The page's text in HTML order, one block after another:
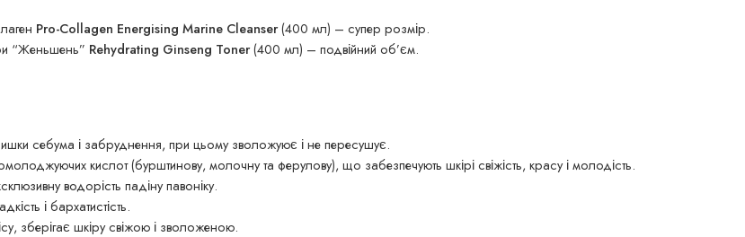
Pro-Collagen Energising Marine Cleanser(400 мл) – супер розмір.
“Женьшень” Rehydrating Ginseng Toner(400 мл) – подвійний об’єм.
себума і забруднення, при цьому зволожуює і не пересушує.
кислот (бурштинову, молочну та ферулову), що забезпечують шкірі свіжість, красу і молодість.
водорість падіну павоніку.
і бархатистість.
зберігає шкіру свіжою і зволоженою.